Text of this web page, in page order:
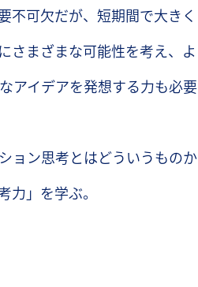
不可欠だが、短期間で大きく
さまざまな可能性を考え、よ
アイデアを発想する力も必要
ョン思考とはどういうものか
力」を学ぶ。